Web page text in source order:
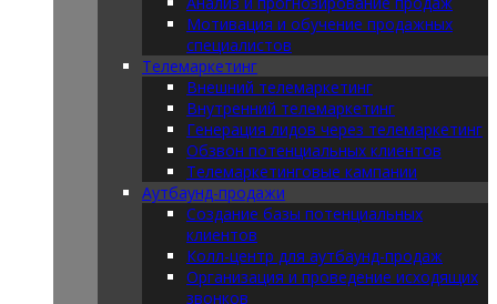
Мотивация и обучение продажных
специалистов
Телемаркетинг
Внешний телемаркетинг
Внутренний телемаркетинг
Генерация лидов через телемаркетинг
Обзвон потенциальных клиентов
Телемаркетинговые кампании
Аутбаунд-продажи
Создание базы потенциальных
клиентов
Колл-центр для аутбаунд-продаж
Организация и проведение исходящих
звонков